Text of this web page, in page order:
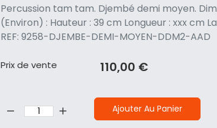
Percussion tam tam. Djembé demi moyen.
(Environ) : Hauteur : 39 cm Longueur : xxx cm
REF: 9258-DJEMBE-DEMI-MOYEN-DDM2-AAD
Prix ​​de vente 110,00 €
Quantité: Ajouter Au Panier